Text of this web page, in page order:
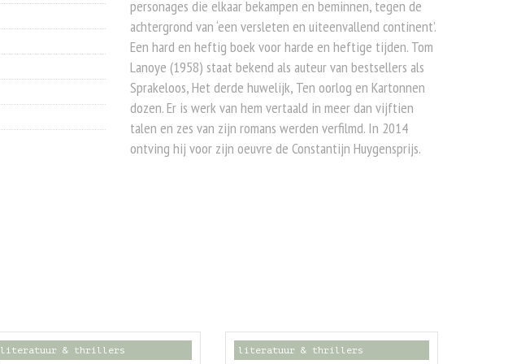
personages die elkaar bekampen en beminnen, tegen de
achtergrond van ‘een versleten en uiteenvallend continent’.
Een hard en heftig boek voor harde en heftige tijden. Tom
Lanoye (1958) staat bekend als auteur van bestsellers als
Sprakeloos, Het derde huwelijk, Ten oorlog en Kartonnen
dozen. Er is werk van hem vertaald in meer dan vijftien
talen en zes van zijn romans werden verfilmd. In 2014
ontving hij voor zijn oeuvre de Constantijn Huygensprijs.
literatuur & thrillers literatuur & thrillers